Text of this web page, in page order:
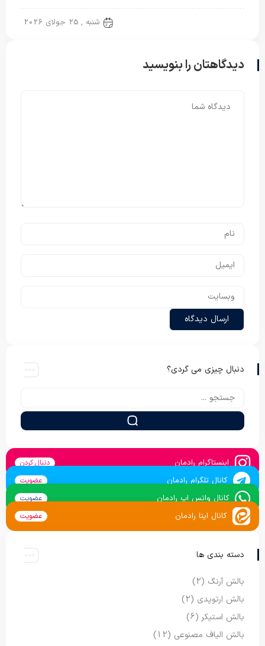
شنبه , 25 جولای 2026
دیدگاهتان را بنویسید
دنبال چیزی می گردی؟
اینستاگرام رادمان دنبال کردن
کانال تلگرام رادمان عضویت
کانال واتس اپ رادمان عضویت
کانال ایتا رادمان عضویت
دسته بندی ها
بالش آرنگ (2)
بالش ارتوپدی (2)
بالش استیکر(6)
بالش الیاف مصنوعی (12)